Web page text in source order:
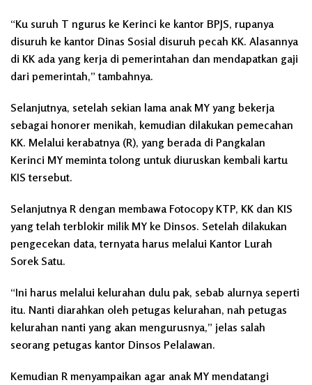
“Ku suruh T ngurus ke Kerinci ke kantor BPJS, rupanya
disuruh ke kantor Dinas Sosial disuruh pecah KK. Alasannya
di KK ada yang kerja di pemerintahan dan mendapatkan gaji
dari pemerintah,” tambahnya.
Selanjutnya, setelah sekian lama anak MY yang bekerja
sebagai honorer menikah, kemudian dilakukan pemecahan
KK. Melalui kerabatnya (R), yang berada di Pangkalan
Kerinci MY meminta tolong untuk diuruskan kembali kartu
KIS tersebut.
Selanjutnya R dengan membawa Fotocopy KTP, KK dan KIS
yang telah terblokir milik MY ke Dinsos. Setelah dilakukan
pengecekan data, ternyata harus melalui Kantor Lurah
Sorek Satu.
“Ini harus melalui kelurahan dulu pak, sebab alurnya seperti
itu. Nanti diarahkan oleh petugas kelurahan, nah petugas
kelurahan nanti yang akan mengurusnya,” jelas salah
seorang petugas kantor Dinsos Pelalawan.
Kemudian R menyampaikan agar anak MY mendatangi